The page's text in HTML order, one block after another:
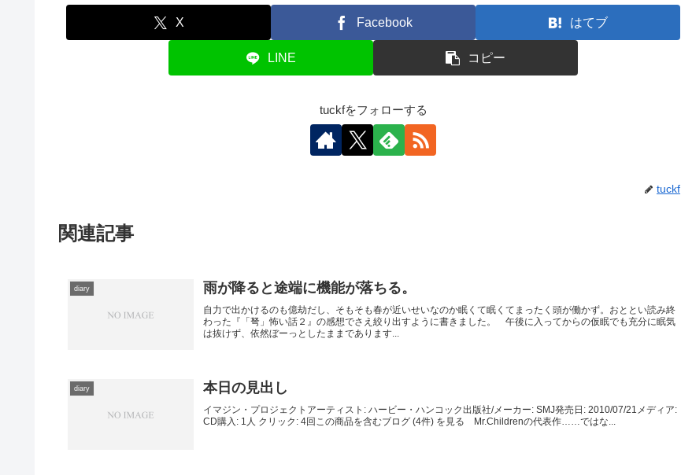
X Facebook はてブ
LINE コピー
tuckfをフォローする
tuckf
関連記事
diary 雨が降ると途端に機能が落ちる。
自力で出かけるのも億劫だし、そもそも春が近いせいなのか眠くて眠くてまったく頭が働かず。おととい読み終
わった『「弩」怖い話２』の感想でさえ絞り出すように書きました。 午後に入ってからの仮眠でも充分に眠気
は抜けず、依然ぼーっとしたままであります...
diary 本日の見出し
イマジン・プロジェクトアーティスト: ハービー・ハンコック出版社/メーカー: SMJ発売日: 2010/07/21メディア:
CD購入: 1人 クリック: 4回この商品を含むブログ (4件) を見る Mr.Childrenの代表作……ではな...